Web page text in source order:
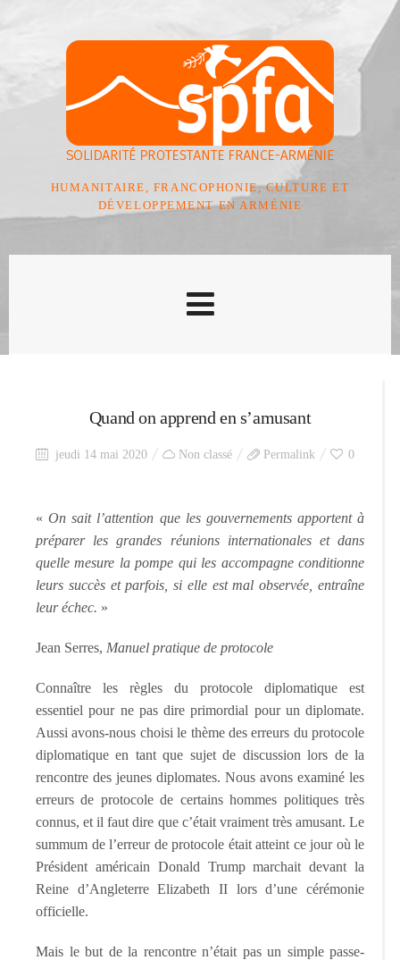
HUMANITAIRE, FRANCOPHONIE, CULTURE ET
DÉVELOPPEMENT EN ARMÉNIE
Quand on apprend en s’amusant
jeudi 14 mai 2020 Non classé Permalink 0
«On sait l’attention que les gouvernements apportent à
préparer les grandes réunions internationales et dans
quelle mesure la pompe qui les accompagne conditionne
leurs succès et parfois, si elle est mal observée, entraîne
leur échec. »
Jean Serres, Manuel pratique de protocole
Connaître les règles du protocole diplomatique est
essentiel pour ne pas dire primordial pour un diplomate.
Aussi avons-nous choisi le thème des erreurs du protocole
diplomatique en tant que sujet de discussion lors de la
rencontre des jeunes diplomates. Nous avons examiné les
erreurs de protocole de certains hommes politiques très
connus, et il faut dire que c’était vraiment très amusant. Le
summum de l’erreur de protocole était atteint ce jour où le
Président américain Donald Trump marchait devant la
Reine d’Angleterre Elizabeth II lors d’une cérémonie
officielle.
Mais le but de la rencontre n’était pas un simple passe-